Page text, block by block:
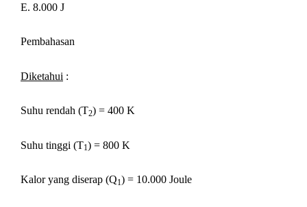
E. 8.000 J
Pembahasan
Diketahui :
Suhu rendah (T2) = 400 K
Suhu tinggi (T1) = 800 K
Kalor yang diserap (Q1) = 10.000 Joule